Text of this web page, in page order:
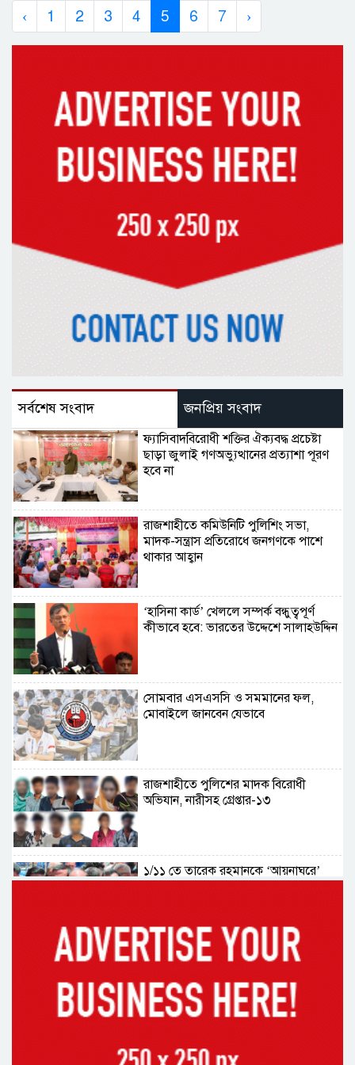
‹ 1 2 3 4 5 6 7 ›
সর্বশেষ সংবাদ জনপ্রিয় সংবাদ
ফ্যাসিবাদবিরোধী শক্তির ঐক্যবদ্ধ প্রচেষ্টা
ছাড়া জুলাই গণঅভ্যুত্থানের প্রত্যাশা পূরণ
হবে না
রাজশাহীতে কমিউনিটি পুলিশিং সভা,
মাদক-সন্ত্রাস প্রতিরোধে জনগণকে পাশে
থাকার আহ্বান
‘হাসিনা কার্ড’ খেললে সম্পর্ক বন্ধুত্বপূর্ণ
কীভাবে হবে: ভারতের উদ্দেশে সালাহউদ্দিন
সোমবার এসএসসি ও সমমানের ফল,
মোবাইলে জানবেন যেভাবে
রাজশাহীতে পুলিশের মাদক বিরোধী
অভিযান, নারীসহ গ্রেপ্তার-১৩
১/১১ তে তারেক রহমানকে ‘আয়নাঘরে’
ড্যাবের প্রতিষ্ঠাবার্ষিকীতে চিকিৎসক
ব্রেন স্ট্রোক, নির্বাচন অফিসকর্মীর মৃত্যু